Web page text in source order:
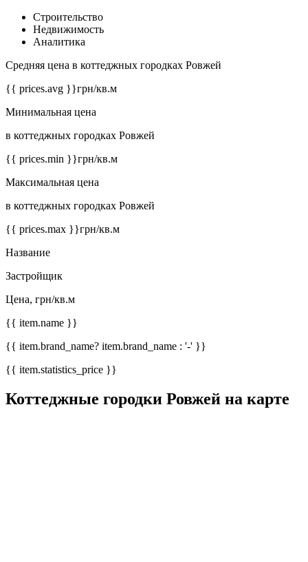
Строительство
Недвижимость
Аналитика
Средняя цена в коттеджных городках Ровжей
{{ prices.avg }}грн/кв.м
Минимальная цена
в коттеджных городках Ровжей
{{ prices.min }}грн/кв.м
Максимальная цена
в коттеджных городках Ровжей
{{ prices.max }}грн/кв.м
Название
Застройщик
Цена, грн/кв.м
{{ item.name }}
{{ item.brand_name? item.brand_name : '-' }}
{{ item.statistics_price }}
Коттеджные городки Ровжей на карте